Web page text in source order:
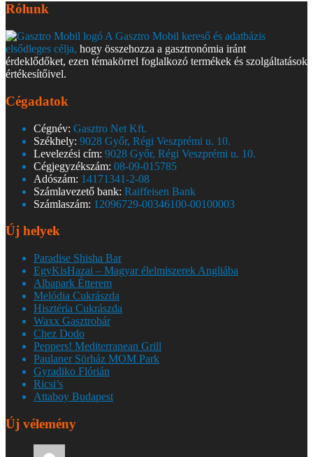
Rólunk
A Gasztro Mobil kereső és adatbázis
elsődleges célja, hogy összehozza a gasztronómia iránt
érdeklődőket, ezen témakörrel foglalkozó termékek és szolgáltatások
értékesítőivel.
Cégadatok
Cégnév: Gasztro Net Kft.
Székhely: 9028 Győr, Régi Veszprémi u. 10.
Levelezési cím: 9028 Győr, Régi Veszprémi u. 10.
Cégjegyzékszám: 08-09-015785
Adószám: 14171341-2-08
Számlavezető bank: Raiffeisen Bank
Számlaszám: 12096729-00346100-00100003
Új helyek
Paradise Shisha Bar
EgyKisHazai – Magyar élelmiszerek Angliába
Albapark Étterem
Melódia Cukrászda
Hisztéria Cukrászda
Waxx Gasztrobár
Chez Dodo
Peppers! Mediterranean Grill
Paulaner Sörház MOM Park
Gyradiko Flórián
Ricsi’s
Attaboy Budapest
Új vélemény